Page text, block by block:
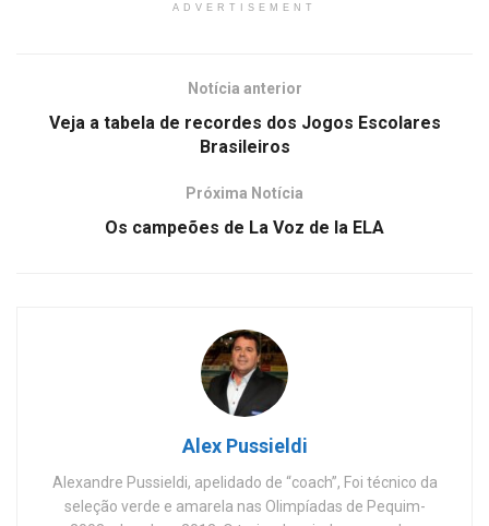
ADVERTISEMENT
Notícia anterior
Veja a tabela de recordes dos Jogos Escolares
Brasileiros
Próxima Notícia
Os campeões de La Voz de la ELA
Alex Pussieldi
Alexandre Pussieldi, apelidado de “coach”, Foi técnico da
seleção verde e amarela nas Olimpíadas de Pequim-